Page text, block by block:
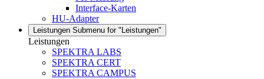
Interface-Karten
HU-Adapter
Leistungen Submenu for "Leistungen"
Leistungen
SPEKTRA LABS
SPEKTRA CERT
SPEKTRA CAMPUS